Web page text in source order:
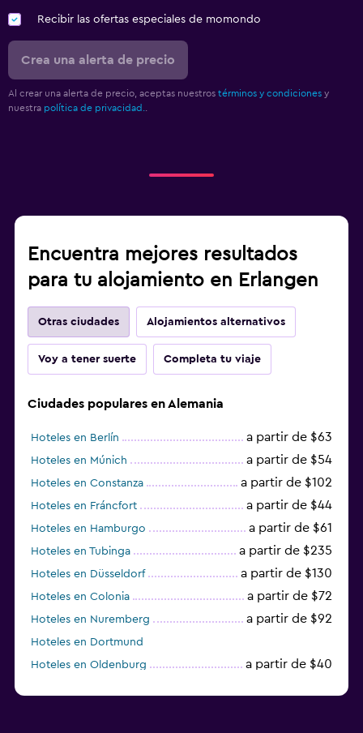
Recibir las ofertas especiales de momondo
Crea una alerta de precio
Al crear una alerta de precio, aceptas nuestros términos y condiciones y
nuestra política de privacidad.
Encuentra mejores resultados
para tu alojamiento en Erlangen
Otras ciudades Alojamientos alternativos
Voy a tener suerte Completa tu viaje
Ciudades populares en Alemania
Hoteles en Berlín a partir de $63
Hoteles en Múnich a partir de $54
Hoteles en Constanza a partir de $102
Hoteles en Fráncfort a partir de $44
Hoteles en Hamburgo a partir de $61
Hoteles en Tubinga a partir de $235
Hoteles en Düsseldorf a partir de $130
Hoteles en Colonia a partir de $72
Hoteles en Nuremberg a partir de $92
Hoteles en Dortmund
Hoteles en Oldenburg
a partir de $40